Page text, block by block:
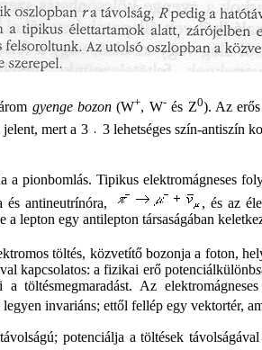
gyenge bozon (W+, W-és Z0). Az
mert a 3 3 lehetséges szín-antiszín
a pionbomlás. Tipikus elektromágneses
antineutrínóra,
, és az
lepton egy antilepton társaságában
töltés, közvetítő bozonja a foton,
kapcsolatos: a fizikai erő potenciálkülönb
töltésmegmaradást. Az
invariáns; ettől fellép egy vektortér,
potenciálja a töltések